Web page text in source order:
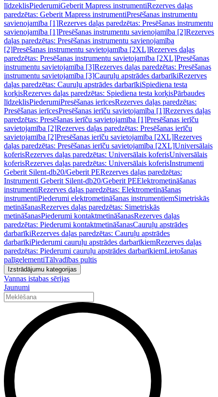
līdzeklisPiederumiGeberit Mapress instrumentiRezerves daļas
paredzētas: Geberit Mapress instrumentiPresēšanas instrumentu
savienojamība [1]Rezerves daļas paredzētas: Presēšanas instrumentu
savienojamība [1]Presēšanas instrumentu savienojamība [2]Rezerves
daļas paredzētas: Presēšanas instrumentu savienojamība
[2]Presēšanas instrumentu savietojamība [2XL]Rezerves daļas
paredzētas: Presēšanas instrumentu savietojamība [2XL]Presēšanas
instrumentu savietojamība [3]Rezerves daļas paredzētas: Presēšanas
instrumentu savietojamība [3]Cauruļu apstrādes darbarīkiRezerves
daļas paredzētas: Cauruļu apstrādes darbarīkiSpiediena testa
korķisRezerves daļas paredzētas: Spiediena testa korķisPārbaudes
līdzeklisPiederumiPresēšanas ierīcesRezerves daļas paredzētas:
Presēšanas ierīcesPresēšanas ierīču savietojamība [1]Rezerves daļas
paredzētas: Presēšanas ierīču savietojamība [1]Presēšanas ierīču
savietojamība [2]Rezerves daļas paredzētas: Presēšanas ierīču
savietojamība [2]Presēšanas ierīču savietojamība [2XL]Rezerves
daļas paredzētas: Presēšanas ierīču savietojamība [2XL]Universālais
koferisRezerves daļas paredzētas: Universālais koferisUniversālais
koferisRezerves daļas paredzētas: Universālais koferisInstrumenti
Geberit Silent-db20/Geberit PERezerves daļas paredzētas:
Instrumenti Geberit Silent-db20/Geberit PEElektrometināšanas
instrumentiRezerves daļas paredzētas: Elektrometināšanas
instrumentiPiederumi elektrometināšanas instrumentiemSimetriskās
metināšanasRezerves daļas paredzētas: Simetriskās
metināšanasPiederumi kontaktmetināšanasRezerves daļas
paredzētas: Piederumi kontaktmetināšanasCauruļu apstrādes
darbarīkiRezerves daļas paredzētas: Cauruļu apstrādes
darbarīkiPiederumi cauruļu apstrādes darbarīkiemRezerves daļas
paredzētas: Piederumi cauruļu apstrādes darbarīkiemLietošanas
palīgelementiTālvadības pultis
Izstrādājumu kategorijas
Vannas istabas sērijas
Jaunumi